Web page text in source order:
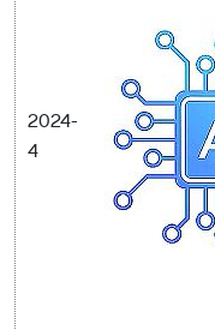
2024-
4